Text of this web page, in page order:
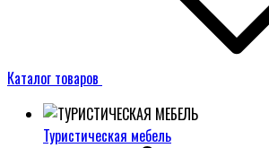
Каталог товаров
Туристическая мебель